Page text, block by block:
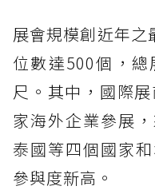
展會規模創近年
位數達500個，
尺。其中，國際
家海外企業參展
泰國等四個國家
參與度新高。